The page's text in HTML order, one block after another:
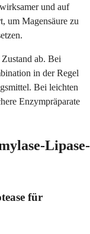
und auf
um Magensäure zu
ab. Bei
in der Regel
Bei leichten
Enzympräparate
Lipase-
für